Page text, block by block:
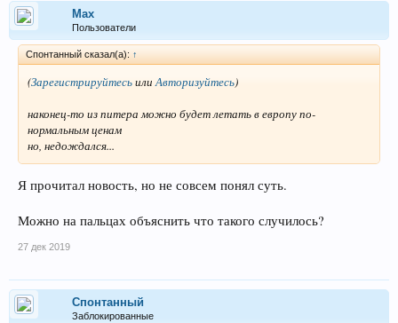
Max
Пользователи
Спонтанный сказал(а): ↑
(ЗарегистрируйтесьилиАвторизуйтесь)
наконец-то из питера можно будет летать в европу по-
нормальным ценам
но, недождался...
Я прочитал новость, но не совсем понял суть.
Можно на пальцах объяснить что такого случилось?
27 дек 2019
Спонтанный
Заблокированные